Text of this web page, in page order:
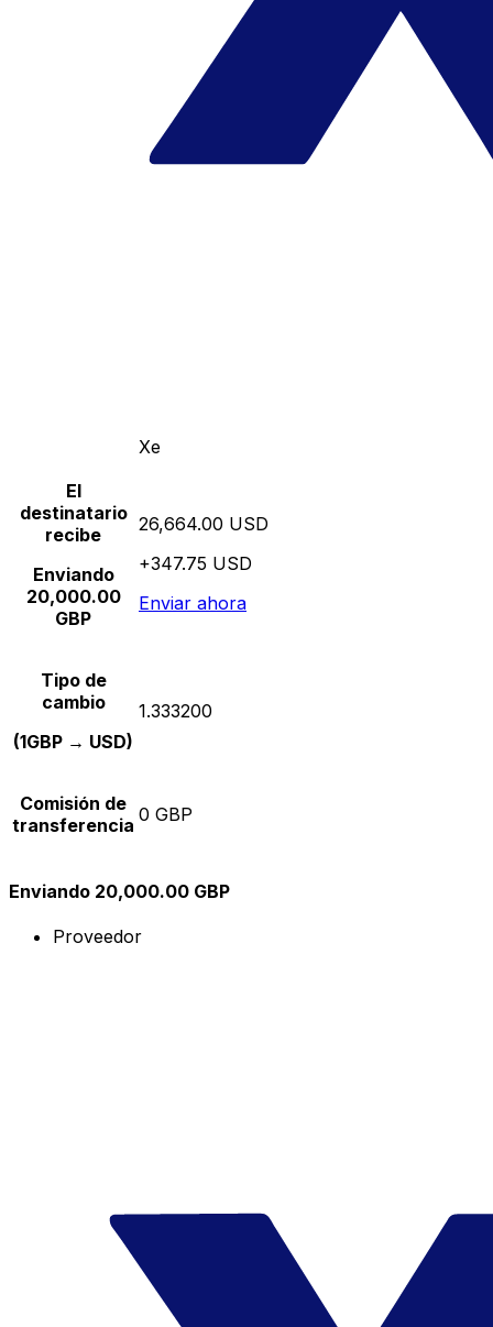
Xe
El
destinatario
recibe
Enviando
20,000.00
GBP
26,664.00 USD
+347.75 USD
Enviar ahora
Tipo de
cambio
(1GBP → USD)
1.333200
Comisión de
transferencia 0 GBP
Enviando 20,000.00 GBP
Proveedor